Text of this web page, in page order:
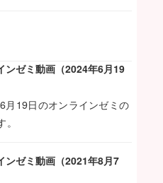
ンゼミ動画（2024年6月19
月19日のオンラインゼミの
ンゼミ動画（2021年8月7